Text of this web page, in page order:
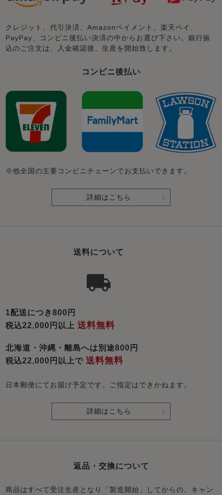
クレジット、代引決済、Amazonペイメント、楽天ペイ、
PayPay、コンビニ後払い決済の中からお選び下さい。銀行振
込のご注文は、入金確認後、生産を開始致します。
コンビニ後払い
※他全国の主要コンビニチェーンでお支払いできます。
詳細はこちら
送料について
1配送につき800円
税込22,000円以上送料無料
北海道・沖縄・離島へは別途800円
税込22,000円以上で送料無料
日本郵便にてお届け予定です。ご指定はできかねます。
詳細はこちら
返品・交換について
商品はすべて受注生産となり「製造開始」してからの、キャン